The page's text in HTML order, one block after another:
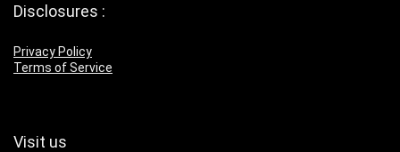
Disclosures :
Privacy Policy
Terms of Service
Visit us